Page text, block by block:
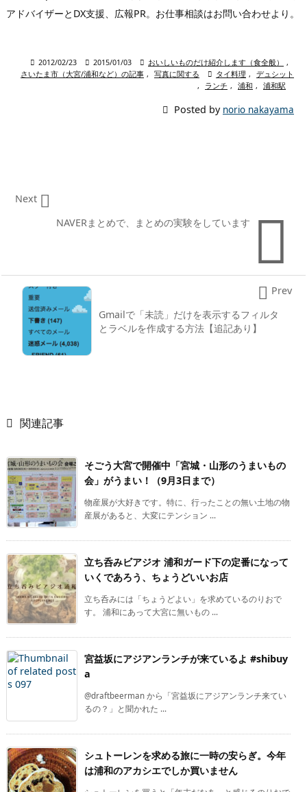
アドバイザーとDX支援、広報PR。お仕事相談はお問い合わせより。
 2012/02/23  2015/01/03  おいしいものだけ紹介します（食全般）
,
さいたま市（大宮/浦和など）の記事 , 写真に関する  タイ料理 ,
デュシット
,
ランチ , 浦和 , 浦和駅
 Posted by norio nakayama

NAVERまとめで、まとめの実験をしています

Next
Gmailで「未読」だけを表示するフィルタ
とラベルを作成する方法【追記あり】
 Prev
 関連記事
そごう大宮で開催中「宮城・山形のうまいもの
会」がうまい！（9月3日まで）
物産展が大好きです。特に、行ったことの無い土地の物
産展があると、大変にテンション ...
立ち呑みビアジオ 浦和ガード下の定番になって
いくであろう、ちょうどいいお店
立ち呑みには「ちょうどよい」を求めているのりおで
す。 浦和にあって大宮に無いもの ...
宮益坂にアジアンランチが来ているよ #shibuy
a
@draftbeerman から「宮益坂にアジアンランチ来てい
るの？」と聞かれた ...
シュトーレンを求める旅に一時の安らぎ。今年
は浦和のアカシエでしか買いません